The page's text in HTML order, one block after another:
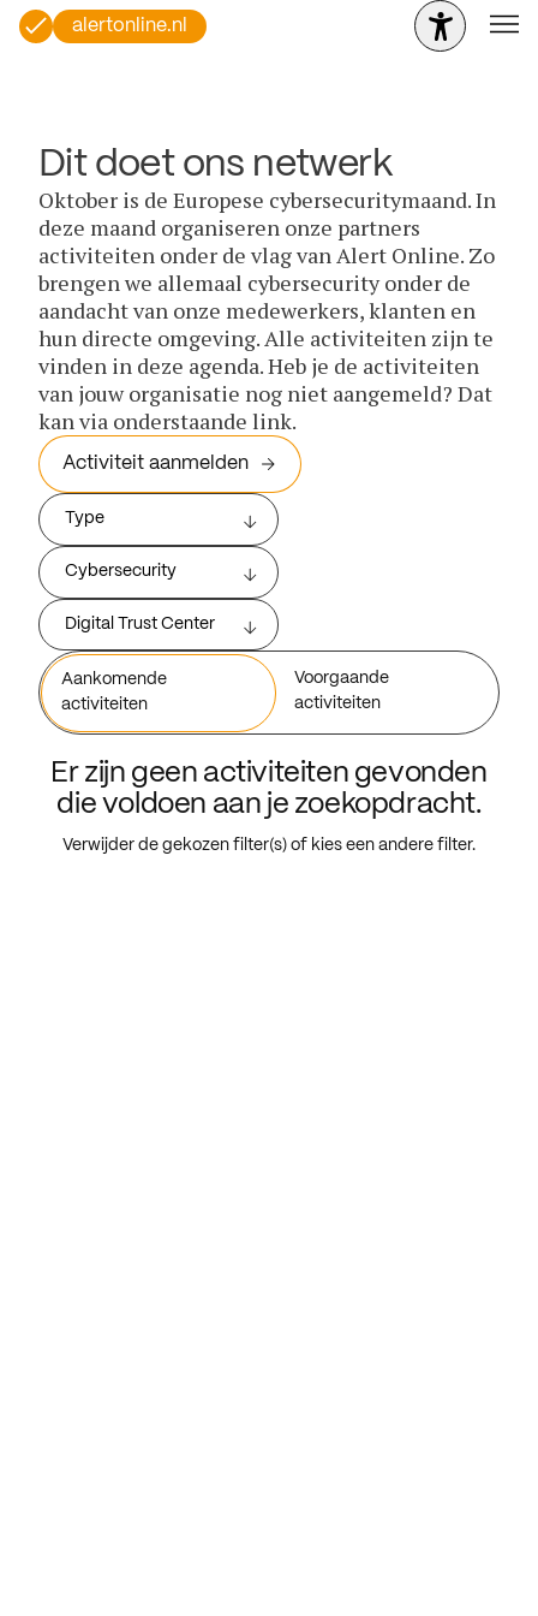
alertonline.nl
Dit doet ons netwerk
Oktober is de Europese cybersecuritymaand. In
deze maand organiseren onze partners
activiteiten onder de vlag van Alert Online. Zo
brengen we allemaal cybersecurity onder de
aandacht van onze medewerkers, klanten en
hun directe omgeving. Alle activiteiten zijn te
vinden in deze agenda. Heb je de activiteiten
van jouw organisatie nog niet aangemeld? Dat
kan via onderstaande link.
Activiteit aanmelden
Type
Cybersecurity
Digital Trust Center
Aankomende
activiteiten
Voorgaande
activiteiten
Er zijn geen activiteiten gevonden
die voldoen aan je zoekopdracht.
Verwijder de gekozen filter(s) of kies een andere filter.